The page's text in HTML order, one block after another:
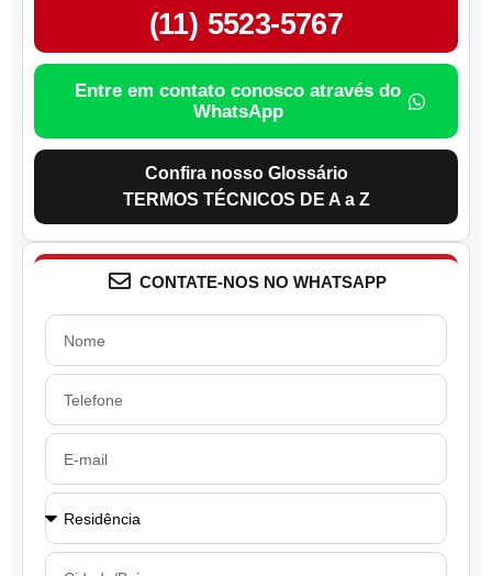
(11) 5523-5767
Entre em contato conosco através do
WhatsApp
Confira nosso Glossário
TERMOS TÉCNICOS DE A a Z
CONTATE-NOS NO WHATSAPP